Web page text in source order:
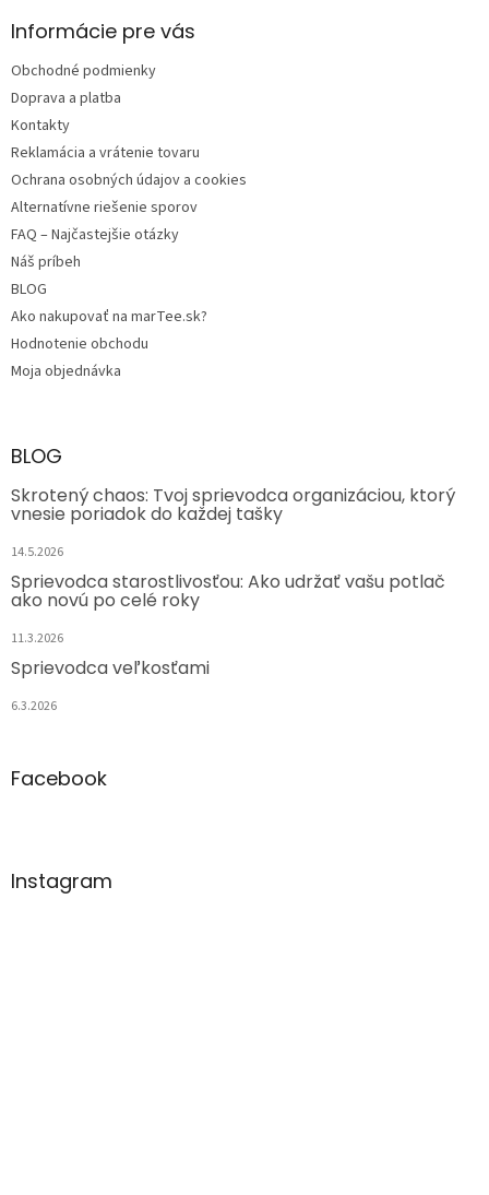
ä
e
Informácie pre vás
Obchodné podmienky
Doprava a platba
Kontakty
Reklamácia a vrátenie tovaru
Ochrana osobných údajov a cookies
Alternatívne riešenie sporov
FAQ – Najčastejšie otázky
Náš príbeh
BLOG
Ako nakupovať na marTee.sk?
Hodnotenie obchodu
Moja objednávka
BLOG
Skrotený chaos: Tvoj sprievodca organizáciou, ktorý
vnesie poriadok do každej tašky
14.5.2026
Sprievodca starostlivosťou: Ako udržať vašu potlač
ako novú po celé roky
11.3.2026
Sprievodca veľkosťami
6.3.2026
Facebook
Instagram